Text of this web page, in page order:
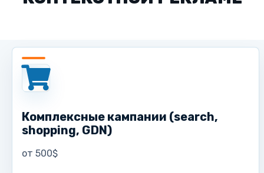
Комплексные кампании (search,
shopping, GDN)
от 500$